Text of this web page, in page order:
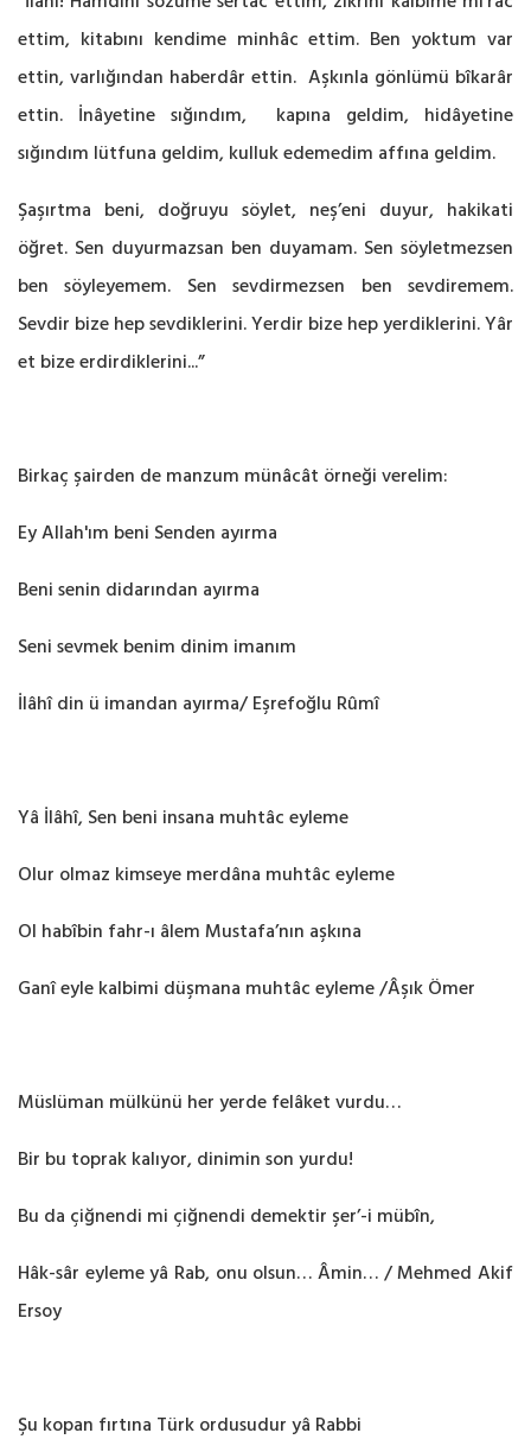
ettim, kitabını kendime minhâc ettim. Ben yoktum var
ettin, varlığından haberdâr ettin. Aşkınla gönlümü bîkarâr
ettin. İnâyetine sığındım, kapına geldim, hidâyetine
sığındım lütfuna geldim, kulluk edemedim affına geldim.
Şaşırtma beni, doğruyu söylet, neş’eni duyur, hakikati
öğret. Sen duyurmazsan ben duyamam. Sen söyletmezsen
ben söyleyemem. Sen sevdirmezsen ben sevdiremem.
Sevdir bize hep sevdiklerini. Yerdir bize hep yerdiklerini. Yâr
et bize erdirdiklerini...”
Birkaç şairden de manzum münâcât örneği verelim:
Ey Allah'ım beni Senden ayırma
Beni senin didarından ayırma
Seni sevmek benim dinim imanım
İlâhî din ü imandan ayırma/ Eşrefoğlu Rûmî
Yâ İlâhî, Sen beni insana muhtâc eyleme
Olur olmaz kimseye merdâna muhtâc eyleme
Ol habîbin fahr-ı âlem Mustafa’nın aşkına
Ganî eyle kalbimi düşmana muhtâc eyleme /Âşık Ömer
Müslüman mülkünü her yerde felâket vurdu…
Bir bu toprak kalıyor, dinimin son yurdu!
Bu da çiğnendi mi çiğnendi demektir şer’-i mübîn,
Hâk-sâr eyleme yâ Rab, onu olsun… Âmin… / Mehmed Akif
Ersoy
Şu kopan fırtına Türk ordusudur yâ Rabbi